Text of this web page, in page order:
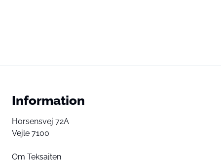
Information
Horsensvej 72A
Vejle 7100
Om Teksajten